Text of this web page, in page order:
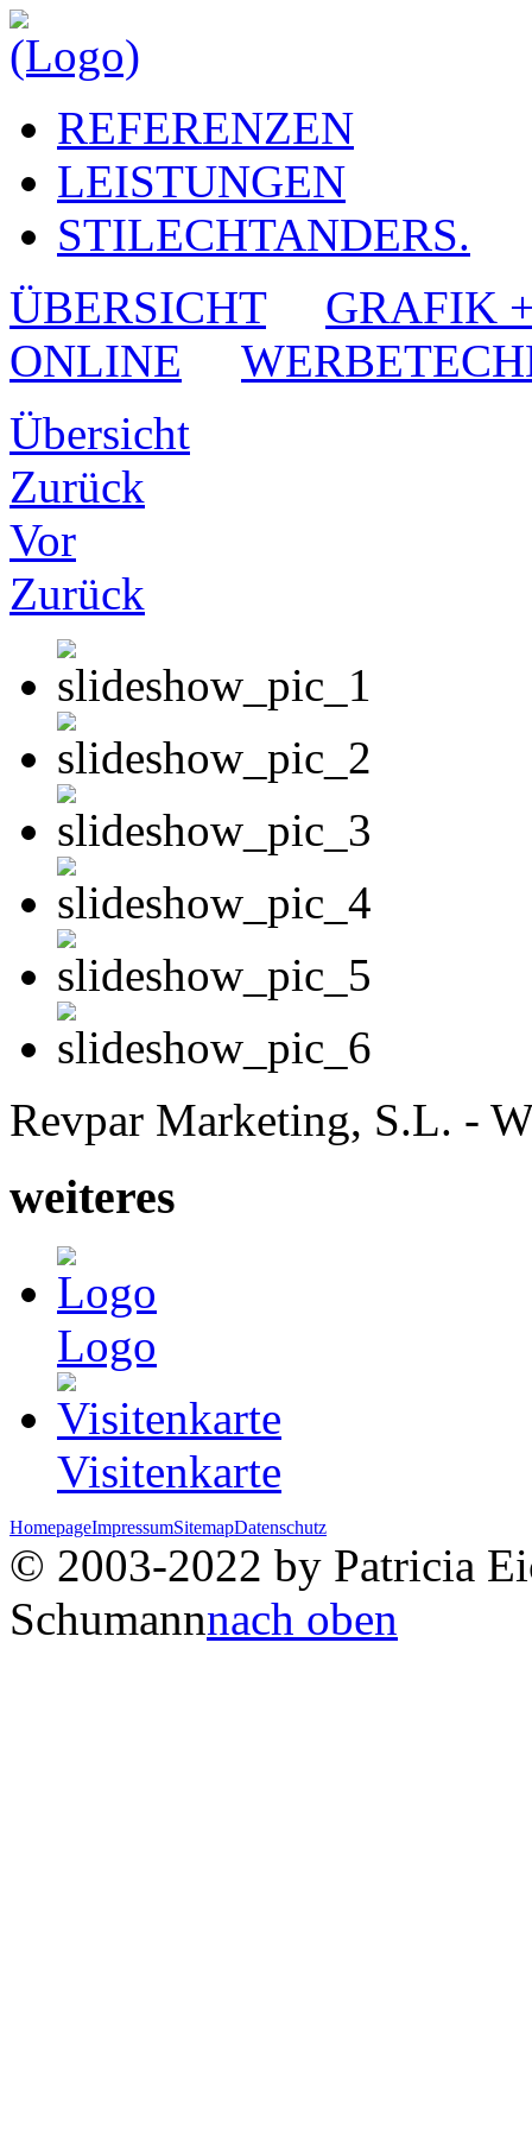
REFERENZEN
LEISTUNGEN
STILECHTANDERS.
ÜBERSICHT
GRAFIK
ONLINE
Übersicht
Zurück
Vor
Zurück
Revpar Marketing, S.L. -
weiteres
Logo
Visitenkarte
HomepageImpressumSitemapDatenschutz
© 2003-2022 by Patricia
Schumannnach oben